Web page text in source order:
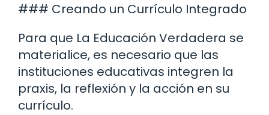
### Creando un Currículo Integrado
Para que La Educación Verdadera se
materialice, es necesario que las
instituciones educativas integren la
praxis, la reflexión y la acción en su
currículo.